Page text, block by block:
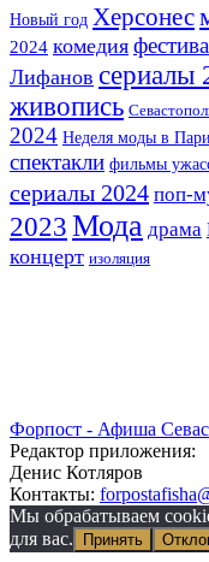
Новый год Херсонес
2024 комедия
Лифанов сериалы
живопись
2024 Неделя моды в
спектакли фильмы
сериалы 2024 поп-
2023 Мода драма
концерт изоляция
Форпост - Афиша
Редактор приложения:
Денис Котляров
Контакты:
Мы обрабатываем
для вас.
Принять